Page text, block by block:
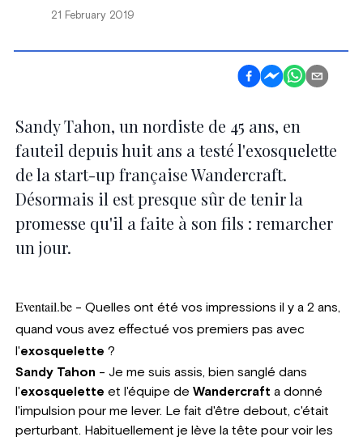
21 February 2019
Sandy Tahon, un nordiste de 45 ans, en
fauteil depuis huit ans a testé l'exosquelette
de la start-up française Wandercraft.
Désormais il est presque sûr de tenir la
promesse qu'il a faite à son fils : remarcher
un jour.
Eventail.be - Quelles ont été vos impressions il y a 2 ans,
quand vous avez effectué vos premiers pas avec
l'exosquelette ?
Sandy Tahon - Je me suis assis, bien sanglé dans
l'exosquelette et l'équipe de Wandercraft a donné
l'impulsion pour me lever. Le fait d'être debout, c'était
perturbant. Habituellement je lève la tête pour voir les